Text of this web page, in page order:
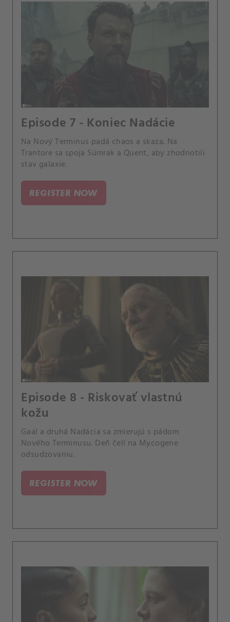
Episode 7 - Koniec Nadácie
Na Nový Terminus padá chaos a skaza. Na
Trantore sa spoja Súmrak a Quent, aby zhodnotili
stav galaxie.
REGISTER NOW
Episode 8 - Riskovať vlastnú
kožu
Gaal a druhá Nadácia sa zmierujú s pádom
Nového Terminusu. Deň čelí na Mycogene
odsudzovaniu.
REGISTER NOW